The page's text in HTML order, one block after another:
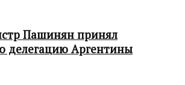
Пашинян принял
делегацию Аргентины